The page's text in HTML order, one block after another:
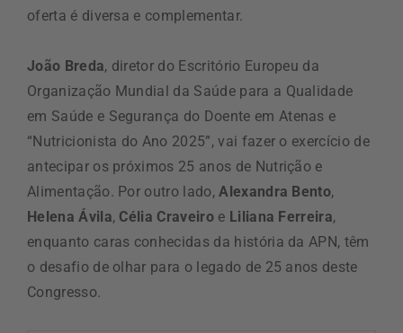
oferta é diversa e complementar.
João Breda, diretor do Escritório Europeu da
Organização Mundial da Saúde para a Qualidade
em Saúde e Segurança do Doente em Atenas e
“Nutricionista do Ano 2025”, vai fazer o exercício de
antecipar os próximos 25 anos de Nutrição e
Alimentação. Por outro lado,Alexandra Bento,
Helena Ávila, Célia Craveiroe Liliana Ferreira,
enquanto caras conhecidas da história da APN, têm
o desafio de olhar para o legado de 25 anos deste
Congresso.